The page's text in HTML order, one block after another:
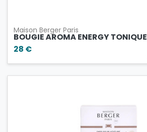
Maison Berger Paris
BOUGIE AROMA ENERGY TONIQUE
28 €